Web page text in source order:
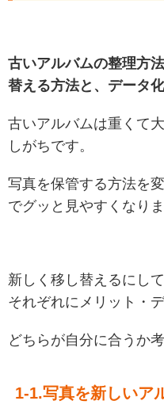
古いアルバムの整理方
替える方法と、データ
古いアルバムは重くて
しがちです。
写真を保管する方法を
でグッと見やすくなりま
新しく移し替えるにし
それぞれにメリット・
どちらが自分に合うか
1-1.写真を新しいア